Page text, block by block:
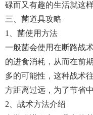
碌而又有趣的生活就这
三、菌道具攻略
1、菌使用方法
一般菌会使用在断路战
的进食消耗，从而在前
多的可能性，这种战术
方距离过远，为了节省
2、战术方法介绍